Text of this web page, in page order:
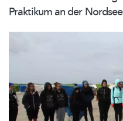
Praktikum an der